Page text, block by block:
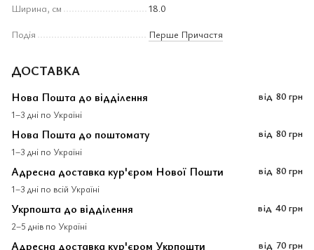
Ширина, см
18.0
Подія
Перше Причастя
ДОСТАВКА
Нова Пошта до відділення
1–3 дні по Україні
від 80 грн
Нова Пошта до поштомату
1–3 дні по Україні
від 80 грн
Адресна доставка кур'єром Нової Пошти
1–3 дні по всій Україні
від 80 грн
Укрпошта до відділення
2–5 днів по Україні
від 40 грн
Адресна доставка кур'єром Укрпошти від 70 грн